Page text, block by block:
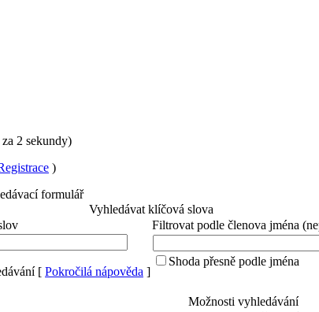
2 sekundy)
)
formulář
Vyhledávat klíčová slova
Filtrovat podle členova jména
[ Pokročilá nápověda ]
Shoda přesně podle jména
Možnosti vyhledávání